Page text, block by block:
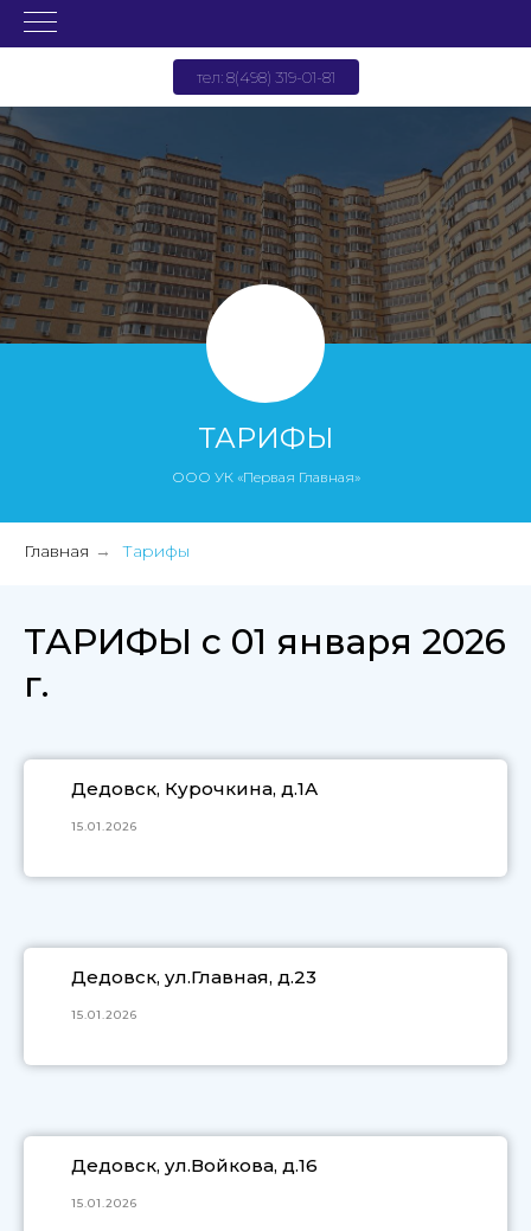
тел: 8(498) 319-01-81
ТАРИФЫ
ООО УК «Первая Главная»
Главная → Тарифы
ТАРИФЫ с 01 января 2026
г.
Дедовск, Курочкина, д.1А
15.01.2026
Дедовск, ул.Главная, д.23
15.01.2026
Дедовск, ул.Войкова, д.16
15.01.2026